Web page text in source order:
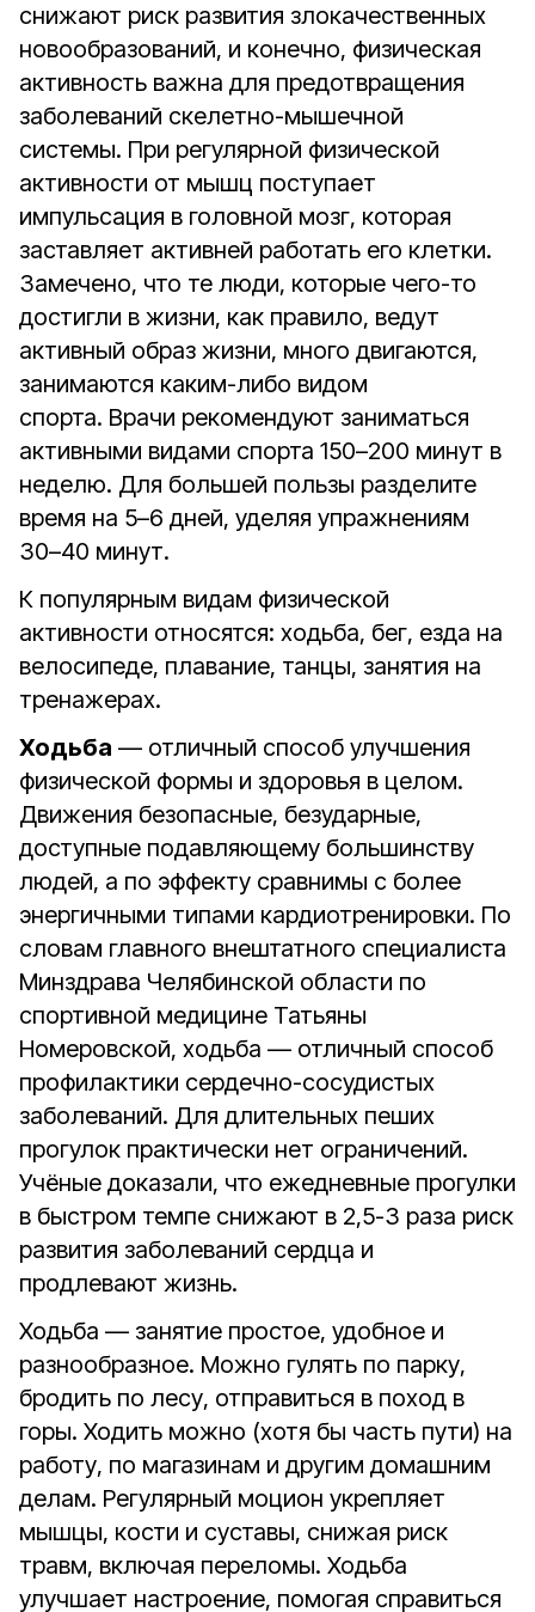
снижают риск развития злокачественных
новообразований, и конечно, физическая
активность важна для предотвращения
заболеваний скелетно-мышечной
системы. При регулярной физической
активности от мышц поступает
импульсация в головной мозг, которая
заставляет активней работать его клетки.
Замечено, что те люди, которые чего-то
достигли в жизни, как правило, ведут
активный образ жизни, много двигаются,
занимаются каким-либо видом
спорта. Врачи рекомендуют заниматься
активными видами спорта 150–200 минут в
неделю. Для большей пользы разделите
время на 5–6 дней, уделяя упражнениям
30–40 минут.
К популярным видам физической
активности относятся: ходьба, бег, езда на
велосипеде, плавание, танцы, занятия на
тренажерах.
Ходьба — отличный способ улучшения
физической формы и здоровья в целом.
Движения безопасные, безударные,
доступные подавляющему большинству
людей, а по эффекту сравнимы с более
энергичными типами кардиотренировки. По
словам главного внештатного специалиста
Минздрава Челябинской области по
спортивной медицине Татьяны
Номеровской, ходьба — отличный способ
профилактики сердечно-сосудистых
заболеваний. Для длительных пеших
прогулок практически нет ограничений.
Учёные доказали, что ежедневные прогулки
в быстром темпе снижают в 2,5-3 раза риск
развития заболеваний сердца и
продлевают жизнь.
Ходьба — занятие простое, удобное и
разнообразное. Можно гулять по парку,
бродить по лесу, отправиться в поход в
горы. Ходить можно (хотя бы часть пути) на
работу, по магазинам и другим домашним
делам. Регулярный моцион укрепляет
мышцы, кости и суставы, снижая риск
травм, включая переломы. Ходьба
улучшает настроение, помогая справиться